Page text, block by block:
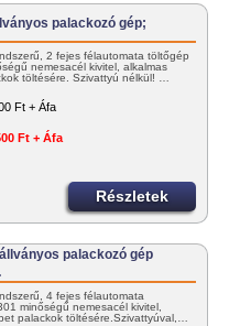
palackozó gép;
2 fejes félautomata töltőgép
nemesacél kivitel, alkalmas
töltésére. Szivattyú nélkül! …
Ft + Áfa
Ft + Áfa
Részletek
palackozó gép
4 fejes félautomata
minőségű nemesacél kivitel,
palackok töltésére.Szivattyúval,…